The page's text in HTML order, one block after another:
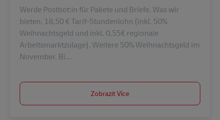
Werde Postbot:in für Pakete und Briefe. Was wir
bieten. 18,50 € Tarif-Stundenlohn (inkl. 50%
Weihnachtsgeld und inkl. 0,55€ regionale
Arbeitsmarktzulage). Weitere 50% Weihnachtsgeld im
November. Bi...
Zobrazit Více